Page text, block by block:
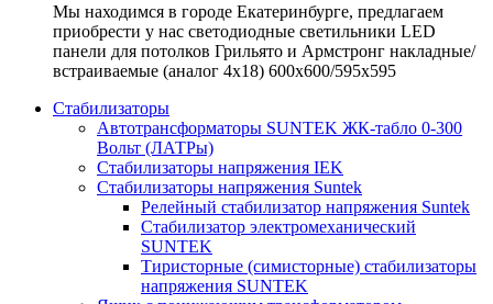
Мы находимся в городе Екатеринбурге, предлагаем
приобрести у нас светодиодные светильники LED
панели для потолков Грильято и Армстронг накладные/
встраиваемые (аналог 4х18) 600х600/595x595
Стабилизаторы
Автотрансформаторы SUNTEK ЖК-табло 0-300
Вольт (ЛАТРы)
Стабилизаторы напряжения IEK
Стабилизаторы напряжения Suntek
Релейный стабилизатор напряжения Suntek
Стабилизатор электромеханический
SUNTEK
Тиристорные (симисторные) стабилизаторы
напряжения SUNTEK